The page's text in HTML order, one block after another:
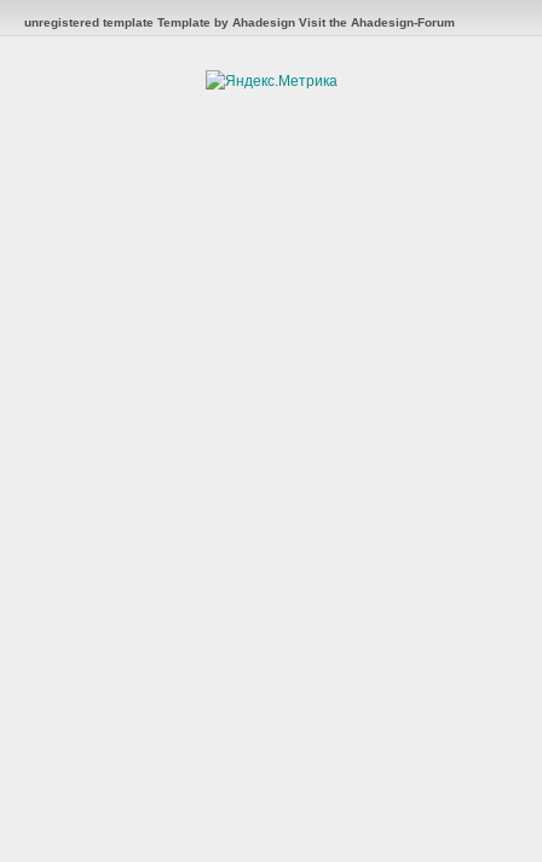
unregistered template Template by Ahadesign Visit the Ahadesign-Forum